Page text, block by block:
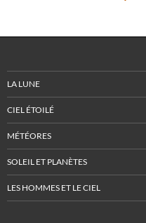
LA LUNE
CIEL ÉTOILÉ
MÉTÉORES
SOLEIL ET PLANÈTES
LES HOMMES ET LE CIEL